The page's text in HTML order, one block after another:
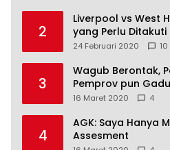
2
Liverpool vs West
yang Perlu Ditakuti
24 Februari 2020 10
3
Wagub Berontak,
Pemprov pun
16 Maret 2020 4
4
AGK: Saya Hanya
Assesment